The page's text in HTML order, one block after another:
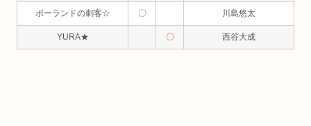
ポーランドの刺客☆ 〇 川島悠太
YURA★ 〇 西谷大成